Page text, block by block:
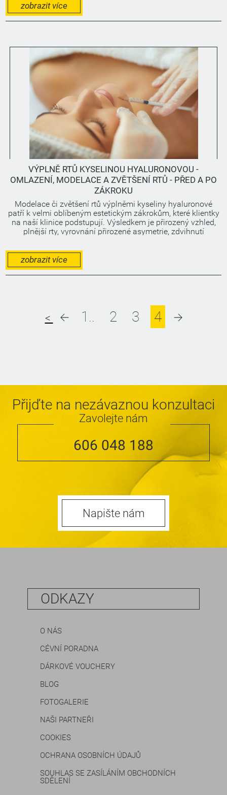
estetické dermatologie. Podle statistik si chloupky na těle
pravidelně odstraňuje až 70% ...
zobrazit více
VÝPLNĚ RTŮ KYSELINOU HYALURONOVOU -
OMLAZENÍ, MODELACE A ZVĚTŠENÍ RTŮ - PŘED A PO
ZÁKROKU
Modelace či zvětšení rtů výplněmi kyseliny hyaluronové
patří k velmi oblíbeným estetickým zákrokům, které klientky
na naší klinice podstupují. Výsledkem je přirozený vzhled,
plnější rty, vyrovnání přirozené asymetrie, zdvihnutí
Prohlédněte si proměny našich spokojených zákaznic před a
zobrazit více
< 1.. 2 3 4
Přijďte na nezávaznou konzultaci
Zavolejte nám
606 048 188
Napište nám
ODKAZY
O NÁS
CÉVNÍ PORADNA
DÁRKOVÉ VOUCHERY
BLOG
FOTOGALERIE
NAŠI PARTNEŘI
COOKIES
OCHRANA OSOBNÍCH ÚDAJŮ
SOUHLAS SE ZASÍLÁNÍM OBCHODNÍCH
SDĚLENÍ